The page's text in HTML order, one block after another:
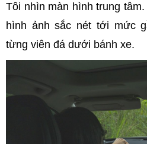
Tôi nhìn màn hình trung
hình ảnh sắc nét tới mức
từng viên đá dưới bánh xe.